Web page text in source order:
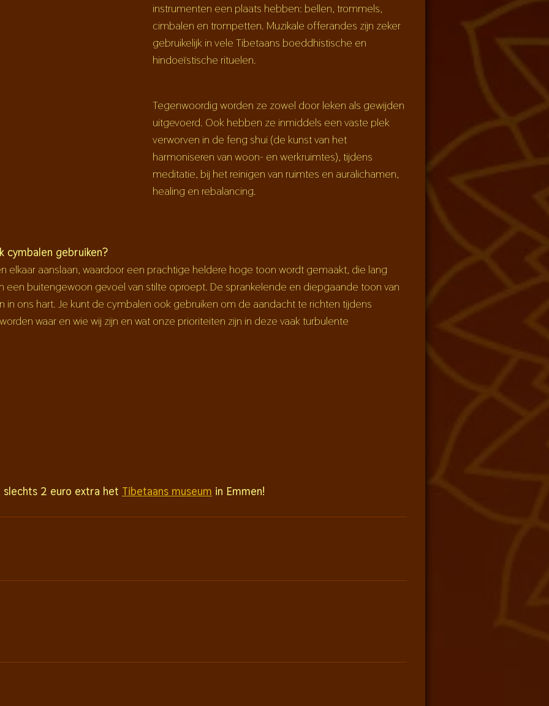
instrumenten een plaats hebben: bellen, trommels,
cimbalen en trompetten. Muzikale offerandes zijn zeker
gebruikelijk in vele Tibetaans boeddhistische en
hindoeïstische rituelen.
Tegenwoordig worden ze zowel door leken als gewijden
uitgevoerd. Ook hebben ze inmiddels een vaste plek
verworven in de feng shui (de kunst van het
harmoniseren van woon- en werkruimtes), tijdens
meditatie, bij het reinigen van ruimtes en auralichamen,
healing en rebalancing.
cymbalen gebruiken?
elkaar aanslaan, waardoor een prachtige heldere hoge toon wordt gemaakt, die lang
een buitengewoon gevoel van stilte oproept. De sprankelende en diepgaande toon van
in ons hart. Je kunt de cymbalen ook gebruiken om de aandacht te richten tijdens
waar en wie wij zijn en wat onze prioriteiten zijn in deze vaak turbulente
2 euro extra het Tibetaans museum in Emmen!